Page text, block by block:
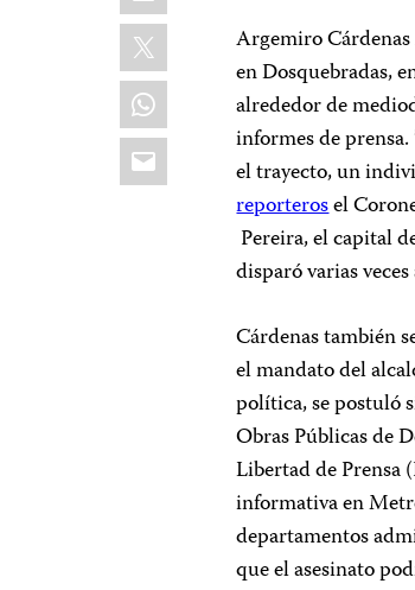
X
WhatsApp
Email
Argemiro
en Dosquebradas,
alrededor de
informes de
el trayecto, un
reporterosel
Pereira, el capital
disparó varias
Cárdenas también
el mandato del
política, se postuló
Obras Públicas de
Libertad de Prensa
informativa en
departamentos
que el asesinato